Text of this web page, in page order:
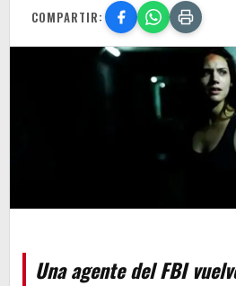
COMPARTIR:
Una agente del FBI